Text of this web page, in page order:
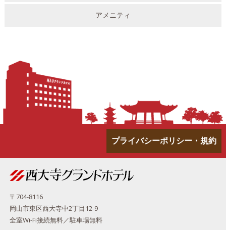
アメニティ
プライバシーポリシー・規約
〒704-8116
岡山市東区西大寺中2丁目12-9
全室Wi-Fi接続無料／駐車場無料